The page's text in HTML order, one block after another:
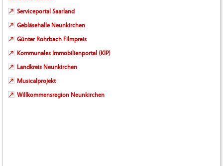
Serviceportal Saarland
Gebläsehalle Neunkirchen
Günter Rohrbach Filmpreis
Kommunales Immobilienportal (KIP)
Landkreis Neunkirchen
Musicalprojekt
Willkommensregion Neunkirchen